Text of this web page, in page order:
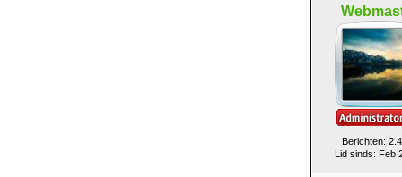
Berichten:
Lid sinds: Feb